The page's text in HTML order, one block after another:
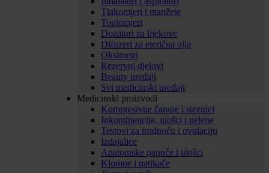
Tlakomjeri i manžete
Toplomjeri
Dozatori za lijekove
Difuzeri za eterična ulja
Oksimetri
Rezervni djelovi
Beauty uređaji
Svi medicinski uređaji
Medicinski proizvodi
Kompresivne čarape i steznici
Inkontinencija, ulošci i pelene
Testovi za trudnoću i ovulaciju
Izdajalice
Anatomske papuče i ulošci
Klompe i natikače